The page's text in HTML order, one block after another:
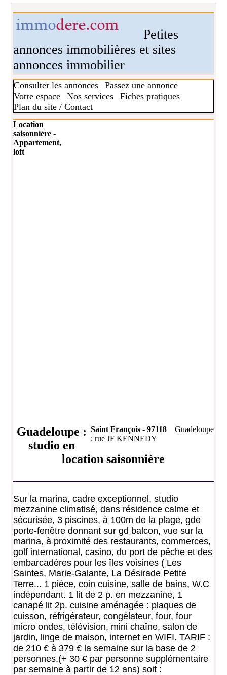
Petites
annonces immobilières et sites
annonces immobilier
Consulter les annonces
Passez une annonce
Votre espace
Nos services
Fiches pratiques
Plan du site / Contact
Saint François - 97118Guadeloupe
; rue JF KENNEDY
Location
saisonnière -
Appartement,
loft
Guadeloupe :
studio en
location saisonnière
Sur la marina, cadre exceptionnel, studio
mezzanine climatisé, dans résidence calme et
sécurisée, 3 piscines, à 100m de la plage, gde
porte-fenêtre donnant sur gd balcon, vue sur la
marina, à proximité des restaurants, commerces,
golf international, casino, du port de pêche et des
embarcadères pour les îles voisines ( Les
Saintes, Marie-Galante, La Désirade Petite
Terre... 1 pièce, coin cuisine, salle de bains, W.C
indépendant. 1 lit de 2 p. en mezzanine, 1
canapé lit 2p. cuisine aménagée : plaques de
cuisson, réfrigérateur, congélateur, four, four
micro ondes, télévision, mini chaîne, salon de
jardin, linge de maison, internet en WIFI. TARIF :
de 210 € à 379 € la semaine sur la base de 2
personnes.(+ 30 € par personne supplémentaire
par semaine à partir de 12 ans) soit :